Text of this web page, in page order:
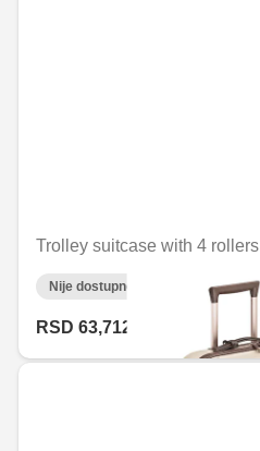
Trolley suitcase with 4 rollers
Nije dostupno on-line
RSD 63,712